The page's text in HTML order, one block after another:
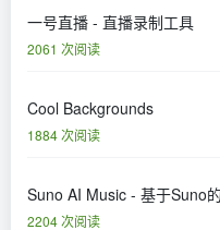
一号直播 - 直播录制工具
2061 次阅读
Cool Backgrounds
1884 次阅读
Suno AI Music - 基于Suno
2204 次阅读